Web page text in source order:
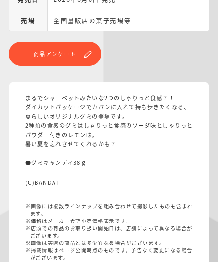
売場 全国量販店の菓子売場等
商品アンケート
まるでシャーベットみたいな2つのしゃりっと食感？！
ダイカットパッケージでカバンに入れて持ち歩きたくなる、
夏らしいオリジナルグミの登場です。
2種類の食感のグミはしゃりっと食感のソーダ味としゃりっと
パウダー付きのレモン味。
暑い夏を忘れさせてくれるかも？
●グミキャンディ38ｇ
(C)BANDAI
※画像には複数ラインナップを組み合わせて撮影したものも含まれ
ます。
※価格はメーカー希望小売価格表示です。
※店頭での商品のお取り扱い開始日は、店舗によって異なる場合が
ございます。
※画像は実際の商品とは多少異なる場合がございます。
※掲載情報はページ公開時点のものです。予告なく変更になる場合
がございます。